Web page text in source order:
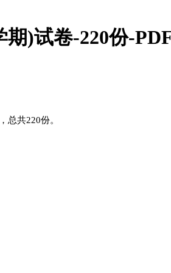
)试卷-220份-
总共220份。